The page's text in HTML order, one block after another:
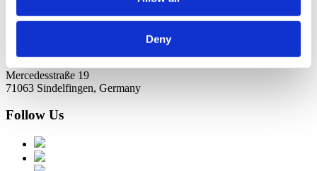
Deny
Mercedesstraße 19
71063 Sindelfingen, Germany
Follow Us